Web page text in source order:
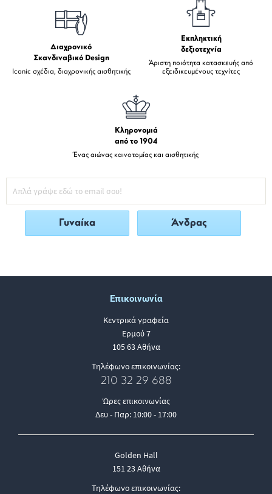
Διαχρονικό
Σκανδιναβικό Design
Iconic σχέδια, διαχρονικής αισθητικής
Εκπληκτική
δεξιοτεχνία
Άριστη ποιότητα κατασκευής από
εξειδικευμένους τεχνίτες
Κληρονομιά
από το 1904
Ένας αιώνας καινοτομίας και αισθητικής
Γυναίκα Άνδρας
Επικοινωνία
Κεντρικά γραφεία
Ερμού 7
105 63 Αθήνα
Τηλέφωνο επικοινωνίας:
210 32 29 688
Ώρες επικοινωνίας
Δευ - Παρ: 10:00 - 17:00
Golden Hall
151 23 Αθήνα
Τηλέφωνο επικοινωνίας: